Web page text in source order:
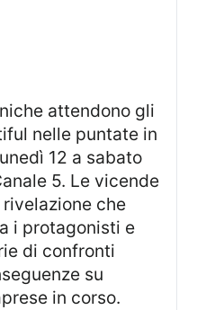
nelle puntate in
12 a sabato
5. Le vicende
che
i protagonisti e
di confronti
su
in corso.